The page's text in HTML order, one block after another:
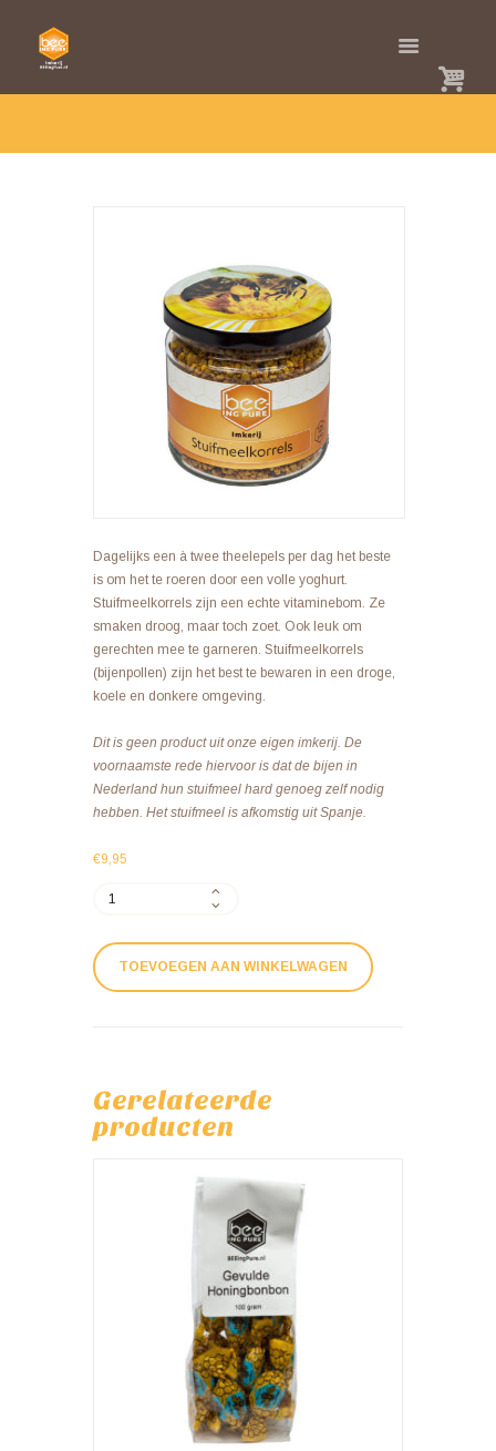
HOME
SHOP
BIJ(EN)PRODUCTEN
STUIFMEEL (POLLEN)
STUIFMEELKORRELS (POLLEN) 250 GRAM
€9,95
Dagelijks een à twee theelepels per dag het beste
is om het te roeren door een volle yoghurt.
Stuifmeelkorrels zijn een echte vitaminebom. Ze
smaken droog, maar toch zoet. Ook leuk om
gerechten mee te garneren. Stuifmeelkorrels
(bijenpollen) zijn het best te bewaren in een droge,
koele en donkere omgeving.
Dit is geen product uit onze eigen imkerij. De
voornaamste rede hiervoor is dat de bijen in
Nederland hun stuifmeel hard genoeg zelf nodig
hebben. Het stuifmeel is afkomstig uit Spanje.
Stuifmeelkorrels
250
gram
aantal
TOEVOEGEN AAN WINKELWAGEN
Gerelateerde
producten